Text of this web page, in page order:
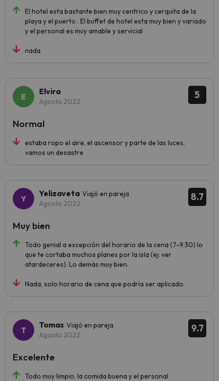
El hotel esta bastante bien muy centrico y cerquita de la
playa y el puerto . El buffet de hotel esta muy bien y variado
y el personal es muy amable y servicial
nada
5
Elvira
Agosto 2022
estaba ropo el aire, el ascensor y parte de las luces,
vamos un desastre
Normal
8.7
Yelizaveta Viajó en pareja
Agosto 2022
Todo genial a excepción del horario de la cena (7-9.30) lo
que te cortaba muchos planes por la isla (ej: ver
atardeceres). Lo demás muy bien.
Nada, solo horario de cena que podría ser aplicado.
Muy bien
9.7
Tomas Viajó en pareja
Agosto 2022
Todo muy limpio, la comida buena y el personal
Excelente